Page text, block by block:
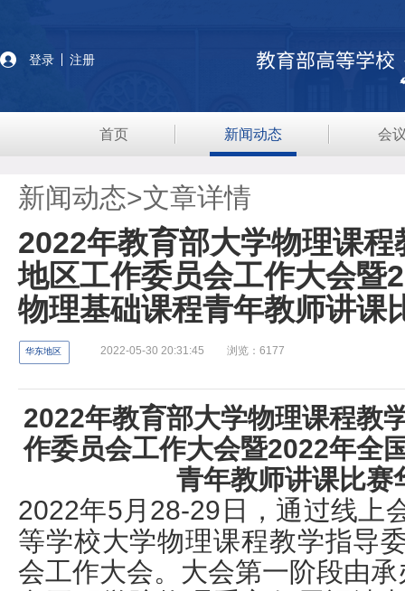
登录 注册
首页 新闻动态 会
新闻动态>文章详情
2022年教育部大学物理课
地区工作委员会工作大会暨
物理基础课程青年教师讲课
华东地区 2022-05-30 20:31:45 浏览：6177
2022年教育部大学物理课程教
作委员会工作大会暨2022年全
青年教师讲课比赛
2022年5月28-29日，通过线上
等学校大学物理课程教学指导
会工作大会。大会第一阶段由